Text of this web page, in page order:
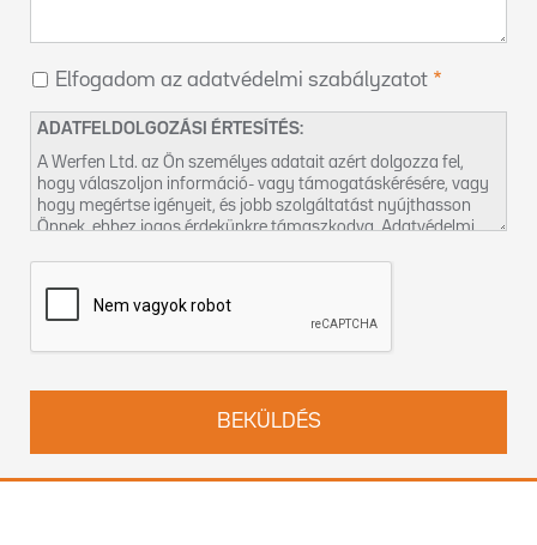
Elfogadom az adatvédelmi szabályzatot
ADATFELDOLGOZÁSI ÉRTESÍTÉS:
A Werfen Ltd. az Ön személyes adatait azért dolgozza fel,
hogy válaszoljon információ- vagy támogatáskérésére, vagy
hogy megértse igényeit, és jobb szolgáltatást nyújthasson
Önnek, ehhez jogos érdekünkre támaszkodva. Adatvédelmi
Felveheti velünk a kapcsolatot a